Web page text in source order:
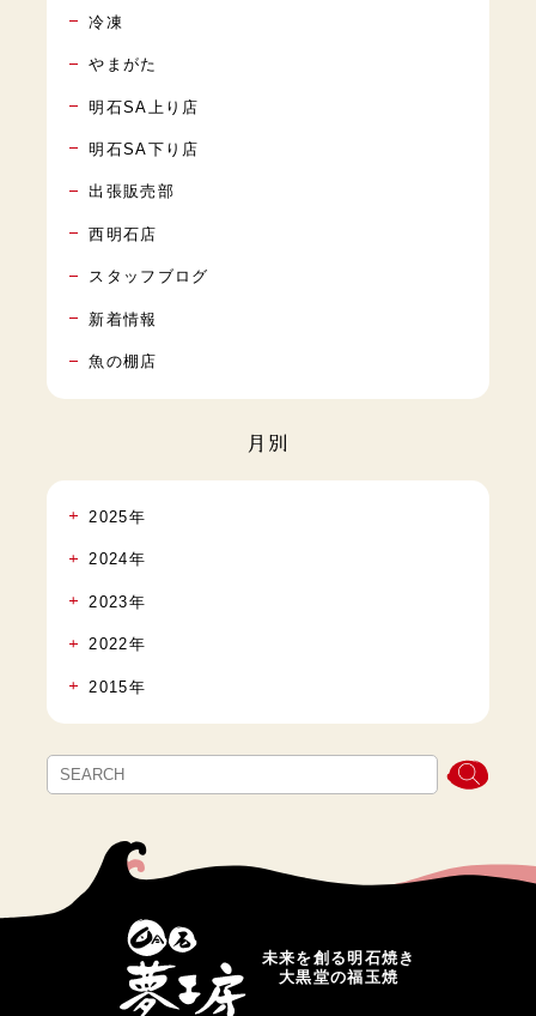
冷凍
やまがた
明石SA上り店
明石SA下り店
出張販売部
西明石店
スタッフブログ
新着情報
魚の棚店
月別
2025年
2024年
2023年
2022年
2015年
未来を創る明石焼き
大黒堂の福玉焼